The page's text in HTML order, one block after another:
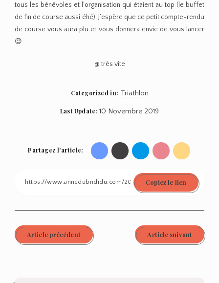
tous les bénévoles et l’organisation qui étaient au top (le buffet
de fin de course aussi éhé). J’espère que ce petit compte-rendu
de course vous aura plu et vous donnera envie de vous lancer
😉
@ très vite
Categorized in: Triathlon
Last Update: 10 Novembre 2019
Partagez l'article: Share
Facebook
Share
Twitter
Share
Linkedin
Share
Pinterest
Share
Email
Copiez le lien
Article précédent Article suivant